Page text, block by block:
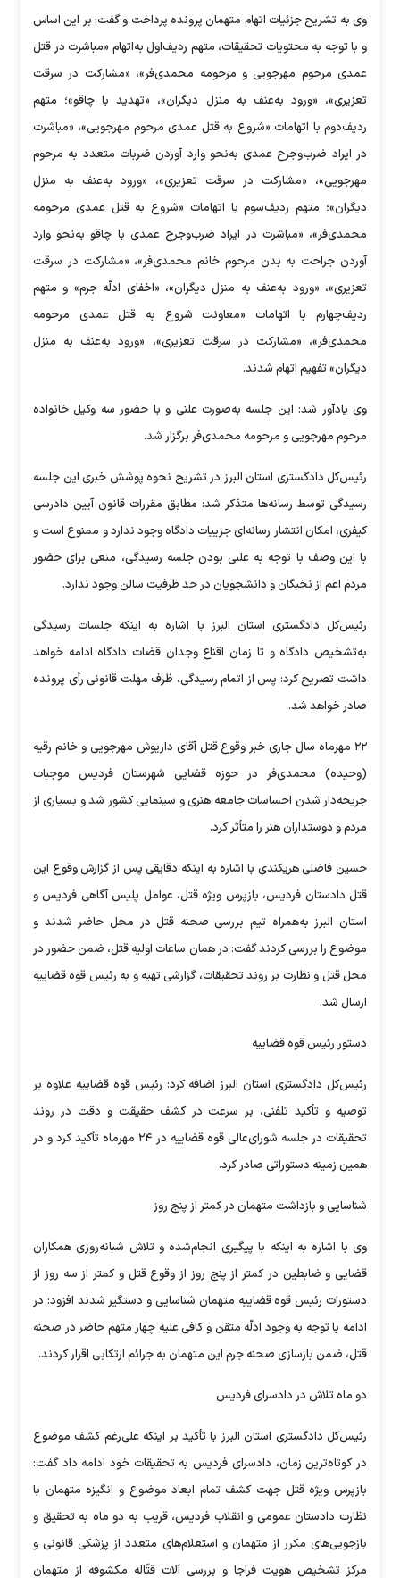
وی به تشریح جزئیات اتهام متهمان پرونده پرداخت و گفت: بر این اساس
و با توجه به محتویات تحقیقات، متهم ردیف‌اول به‌اتهام «مباشرت در قتل
عمدی مرحوم مهرجویی و مرحومه محمدی‌فر»، «مشارکت در سرقت
تعزیری»، «ورود به‌عنف به منزل دیگران»، «تهدید با چاقو»؛ متهم
ردیف‌دوم با اتهامات «شروع به قتل عمدی مرحوم مهرجویی»، «مباشرت
در ایراد ضرب‌وجرح عمدی به‌نحو وارد آوردن ضربات متعدد به مرحوم
مهرجویی»، «مشارکت در سرقت تعزیری»، «ورود به‌عنف به منزل
دیگران»؛ متهم ردیف‌سوم با اتهامات «شروع به قتل عمدی مرحومه
محمدی‌فر»، «مباشرت در ایراد ضرب‌وجرح عمدی با چاقو به‌نحو وارد
آوردن جراحت به بدن مرحوم خانم محمدی‌فر»، «مشارکت در سرقت
تعزیری»، «ورود به‌عنف به منزل دیگران»، «اخفای ادلّه جرم» و متهم
ردیف‌چهارم با اتهامات «معاونت شروع به قتل عمدی مرحومه
محمدی‌فر»، «مشارکت در سرقت تعزیری»، «ورود به‌عنف به منزل
دیگران» تفهیم اتهام شدند.
وی یادآور شد: این جلسه به‌صورت علنی و با حضور سه وکیل خانواده
مرحوم مهرجویی و مرحومه محمدی‌فر برگزار شد.
رئیس‌کل دادگستری استان البرز در تشریح نحوه پوشش خبری این جلسه
رسیدگی توسط رسانه‌ها متذکر شد: مطابق مقررات قانون آیین دادرسی
کیفری، امکان انتشار رسانه‌ای جزییات دادگاه وجود ندارد و ممنوع است و
با این وصف با توجه به علنی بودن جلسه رسیدگی، منعی برای حضور
مردم اعم از نخبگان و دانشجویان در حد ظرفیت سالن وجود ندارد.
رئیس‌کل دادگستری استان البرز با اشاره به اینکه جلسات رسیدگی
به‌تشخیص دادگاه و تا زمان اقناع وجدان قضات دادگاه ادامه خواهد
داشت تصریح کرد: پس از اتمام رسیدگی، ظرف مهلت قانونی رأی پرونده
صادر خواهد شد.
۲۲ مهرماه سال جاری خبر وقوع قتل آقای داریوش مهرجویی و خانم رقیه
(وحیده) محمدی‌فر در حوزه قضایی شهرستان فردیس موجبات
جریحه‌دار شدن احساسات جامعه هنری و سینمایی کشور شد و بسیاری از
مردم و دوستداران هنر را متأثر کرد.
حسین فاضلی هریکندی با اشاره به اینکه دقایقی پس از گزارش وقوع این
قتل دادستان فردیس، بازپرس ویژه قتل، عوامل پلیس آگاهی فردیس و
استان البرز به‌همراه تیم بررسی صحنه قتل در محل حاضر شدند و
موضوع را بررسی کردند گفت: در همان ساعات اولیه قتل، ضمن حضور در
محل قتل و نظارت بر روند تحقیقات، گزارشی تهیه و به رئیس قوه قضاییه
ارسال شد.
دستور رئیس قوه قضاییه
رئیس‌کل دادگستری استان البرز اضافه کرد: رئیس قوه قضاییه علاوه بر
توصیه و تأکید تلفنی، بر سرعت در کشف حقیقت و دقت در روند
تحقیقات در جلسه شورای‌عالی قوه قضاییه در ۲۴ مهرماه تأکید کرد و در
همین زمینه دستوراتی صادر کرد.
شناسایی و بازداشت متهمان در کمتر از پنج روز
وی با اشاره به اینکه با پیگیری انجام‌شده و تلاش شبانه‌روزی همکاران
قضایی و ضابطین در کمتر از پنج روز از وقوع قتل و کمتر از سه روز از
دستورات رئیس قوه قضاییه متهمان شناسایی و دستگیر شدند افزود: در
ادامه با توجه به وجود ادلّه متقن و کافی علیه چهار متهم حاضر در صحنه
قتل، ضمن بازسازی صحنه جرم این متهمان به جرائم ارتکابی اقرار کردند.
دو ماه تلاش در دادسرای فردیس
رئیس‌کل دادگستری استان البرز با تأکید بر اینکه علی‌رغم کشف موضوع
در کوتاه‌ترین زمان، دادسرای فردیس به تحقیقات خود ادامه داد گفت:
بازپرس ویژه قتل جهت کشف تمام ابعاد موضوع و انگیزه متهمان با
نظارت دادستان عمومی و انقلاب فردیس، قریب به دو ماه به تحقیق و
بازجویی‌های مکرر از متهمان و استعلام‌های متعدد از پزشکی قانونی و
مرکز تشخیص هویت فراجا و بررسی آلات قتّاله مکشوفه از متهمان